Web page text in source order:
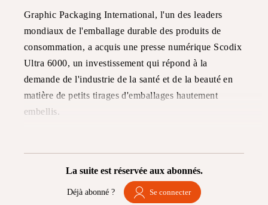
Graphic Packaging International, l'un des leaders
mondiaux de l'emballage durable des produits de
consommation, a acquis une presse numérique Scodix
Ultra 6000, un investissement qui répond à la
demande de l'industrie de la santé et de la beauté en
matière de petits tirages d'emballages hautement
embellis.
La suite est réservée aux abonnés.
Déjà abonné ? Se connecter